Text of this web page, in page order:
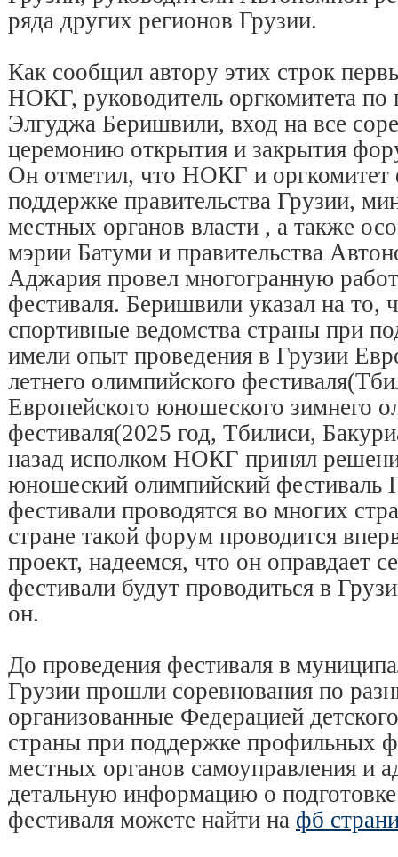
ряда других регионов Грузии.
Как сообщил автору этих строк
НОКГ, руководитель оргкомитета по
Элгуджа Беришвили, вход на все
церемонию открытия и закрытия
Он отметил, что НОКГ и оргкомитет
поддержке правительства Грузии,
местных органов власти , а также
мэрии Батуми и правительства
Аджария провел многогранную
фестиваля. Беришвили указал на
спортивные ведомства страны при
имели опыт проведения в Грузии
летнего олимпийского
Европейского юношеского зимнего
фестиваля(2025 год, Тбилиси,
назад исполком НОКГ принял
юношеский олимпийский фестиваль
фестивали проводятся во многих
стране такой форум проводится
проект, надеемся, что он оправдает
фестивали будут проводиться в
он.
До проведения фестиваля в
Грузии прошли соревнования по
организованные Федерацией
страны при поддержке профильных
местных органов самоуправления и
детальную информацию о
фестиваля можете найти на фб